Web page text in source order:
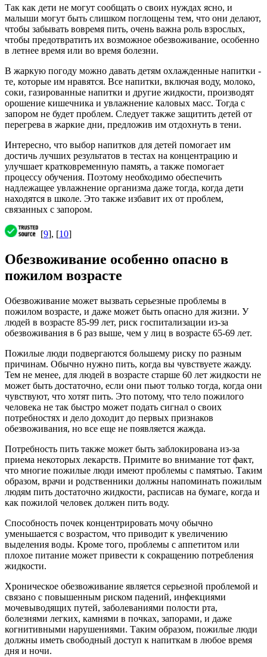
Так как дети не могут сообщать о своих нуждах ясно, и
малыши могут быть слишком поглощены тем, что они делают,
чтобы забывать вовремя пить, очень важна роль взрослых,
чтобы предотвратить их возможное обезвоживание, особенно
в летнее время или во время болезни.
В жаркую погоду можно давать детям охлажденные напитки -
те, которые им нравятся. Все напитки, включая воду, молоко,
соки, газированные напитки и другие жидкости, производят
орошение кишечника и увлажнение каловых масс. Тогда с
запором не будет проблем. Следует также защитить детей от
перегрева в жаркие дни, предложив им отдохнуть в тени.
Интересно, что выбор напитков для детей помогает им
достичь лучших результатов в тестах на концентрацию и
улучшает кратковременную память, а также помогает
процессу обучения. Поэтому необходимо обеспечить
надлежащее увлажнение организма даже тогда, когда дети
находятся в школе. Это также избавит их от проблем,
связанных с запором.
[9], [10]
Обезвоживание особенно опасно в
пожилом возрасте
Обезвоживание может вызвать серьезные проблемы в
пожилом возрасте, и даже может быть опасно для жизни. У
людей в возрасте 85-99 лет, риск госпитализации из-за
обезвоживания в 6 раз выше, чем у лиц в возрасте 65-69 лет.
Пожилые люди подвергаются большему риску по разным
причинам. Обычно нужно пить, когда вы чувствуете жажду.
Тем не менее, для людей в возрасте старше 60 лет жидкости не
может быть достаточно, если они пьют только тогда, когда они
чувствуют, что хотят пить. Это потому, что тело пожилого
человека не так быстро может подать сигнал о своих
потребностях и дело доходит до первых признаков
обезвоживания, но все еще не появляется жажда.
Потребность пить также может быть заблокирована из-за
приема некоторых лекарств. Примите во внимание тот факт,
что многие пожилые люди имеют проблемы с памятью. Таким
образом, врачи и родственники должны напоминать пожилым
людям пить достаточно жидкости, расписав на бумаге, когда и
как пожилой человек должен пить воду.
Способность почек концентрировать мочу обычно
уменьшается с возрастом, что приводит к увеличению
выделения воды. Кроме того, проблемы с аппетитом или
плохое питание может привести к сокращению потребления
жидкости.
Хроническое обезвоживание является серьезной проблемой и
связано с повышенным риском падений, инфекциями
мочевыводящих путей, заболеваниями полости рта,
болезнями легких, камнями в почках, запорами, и даже
когнитивными нарушениями. Таким образом, пожилые люди
должны иметь свободный доступ к напиткам в любое время
дня и ночи.